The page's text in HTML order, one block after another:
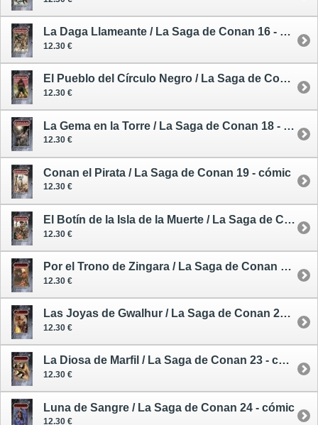
La Daga Llameante / La Saga de Conan 16 - cómic
12.30 €
El Pueblo del Círculo Negro / La Saga de Conan 17 - cómic
12.30 €
La Gema en la Torre / La Saga de Conan 18 - cómic
12.30 €
Conan el Pirata / La Saga de Conan 19 - cómic
12.30 €
El Botín de la Isla de la Muerte / La Saga de Conan 20 - cómic
12.30 €
Por el Trono de Zingara / La Saga de Conan 21 - cómic
12.30 €
Las Joyas de Gwalhur / La Saga de Conan 22 - comic
12.30 €
La Diosa de Marfil / La Saga de Conan 23 - cómic
12.30 €
Luna de Sangre / La Saga de Conan 24 - cómic
12.30 €